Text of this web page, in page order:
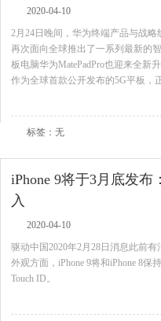
2020-04-10
2月24日晚间，华为终端产品与战
再次面向全球推出了一系列最新的
板电脑华为MatePadPro也迎来全新
作为全球首款公开发布的5G平板，
标签：无
iPhone 9将于3月底发布
入
2020-04-10
驱动中国2020年2月28日消息此前有
外观方面，iPhone 9将和iPhone 8保
Touch ID。